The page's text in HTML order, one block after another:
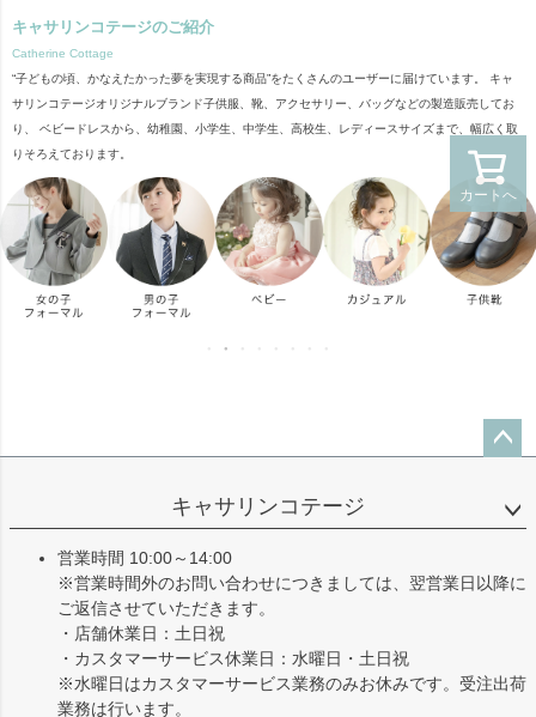
カートへ
キャサリンコテージのご紹介
Catherine Cottage
“子どもの頃、かなえたかった夢を実現する商品”をたくさんのユーザーに届けています。 キャ
サリンコテージオリジナルブランド子供服、靴、アクセサリー、バッグなどの製造販売してお
り、 ベビードレスから、幼稚園、小学生、中学生、高校生、レディースサイズまで、幅広く取
りそろえております。
ップ
キャサリンコテージ
営業時間 10:00～14:00
※営業時間外のお問い合わせにつきましては、翌営業日以降に
ご返信させていただきます。
・店舗休業日：土日祝
・カスタマーサービス休業日：水曜日・土日祝
※水曜日はカスタマーサービス業務のみお休みです。受注出荷
業務は行います。